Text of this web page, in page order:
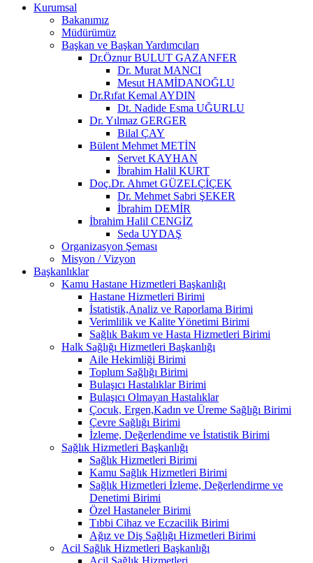
Kurumsal
Bakanımız
Müdürümüz
Başkan ve Başkan Yardımcıları
Dr.Öznur BULUT GAZANFER
Dr. Murat MANCI
Mesut HAMİDANOĞLU
Dr.Rıfat Kemal AYDIN
Dt. Nadide Esma UĞURLU
Dr. Yılmaz GERGER
Bilal ÇAY
Bülent Mehmet METİN
Servet KAYHAN
İbrahim Halil KURT
Doç.Dr. Ahmet GÜZELÇİÇEK
Dr. Mehmet Sabri ŞEKER
İbrahim DEMİR
İbrahim Halil CENGİZ
Seda UYDAŞ
Organizasyon Şeması
Misyon / Vizyon
Başkanlıklar
Kamu Hastane Hizmetleri Başkanlığı
Hastane Hizmetleri Birimi
İstatistik,Analiz ve Raporlama Birimi
Verimlilik ve Kalite Yönetimi Birimi
Sağlık Bakım ve Hasta Hizmetleri Birimi
Halk Sağlığı Hizmetleri Başkanlığı
Aile Hekimliği Birimi
Toplum Sağlığı Birimi
Bulaşıcı Hastalıklar Birimi
Bulaşıcı Olmayan Hastalıklar
Çocuk, Ergen,Kadın ve Üreme Sağlığı Birimi
Çevre Sağlığı Birimi
İzleme, Değerlendime ve İstatistik Birimi
Sağlık Hizmetleri Başkanlığı
Sağlık Hizmetleri Birimi
Kamu Sağlık Hizmetleri Birimi
Sağlık Hizmetleri İzleme, Değerlendirme ve
Denetimi Birimi
Özel Hastaneler Birimi
Tıbbi Cihaz ve Eczacilik Birimi
Ağız ve Diş Sağlığı Hizmetleri Birimi
Acil Sağlık Hizmetleri Başkanlığı
Acil Sağlık Hizmetleri